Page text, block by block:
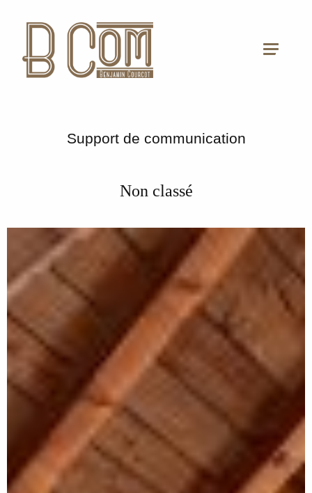
Support de communication
Non classé